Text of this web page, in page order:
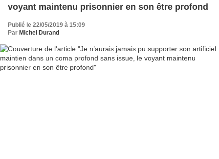
voyant maintenu prisonnier en son être profond
Publié le 22/05/2019 à 15:09
Par Michel Durand